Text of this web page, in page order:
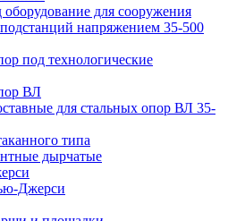
для сооружения
напряжением 35-500
под технологические
ВЛ
для стальных опор ВЛ 35-
типа
дырчатые
Джерси